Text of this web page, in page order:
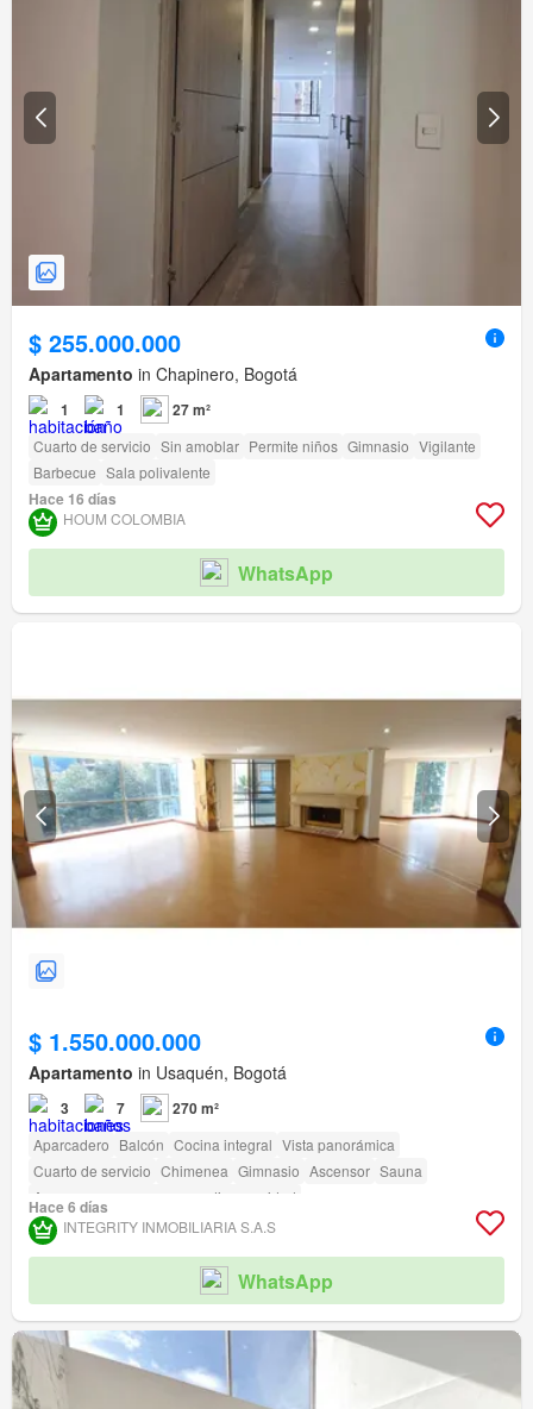
$ 255.000.000
Apartamento in Chapinero, Bogotá
1 1 27 m²
Cuarto de servicio Sin amoblar Permite niños Gimnasio Vigilante
Barbecue Sala polivalente
Hace 16 días
HOUM COLOMBIA
WhatsApp
$ 1.550.000.000
Apartamento in Usaquén, Bogotá
3 7 270 m²
Aparcadero Balcón Cocina integral Vista panorámica
Cuarto de servicio Chimenea Gimnasio Ascensor Sauna
Acceso para personas con discapacidad
Hace 6 días
INTEGRITY INMOBILIARIA S.A.S
WhatsApp